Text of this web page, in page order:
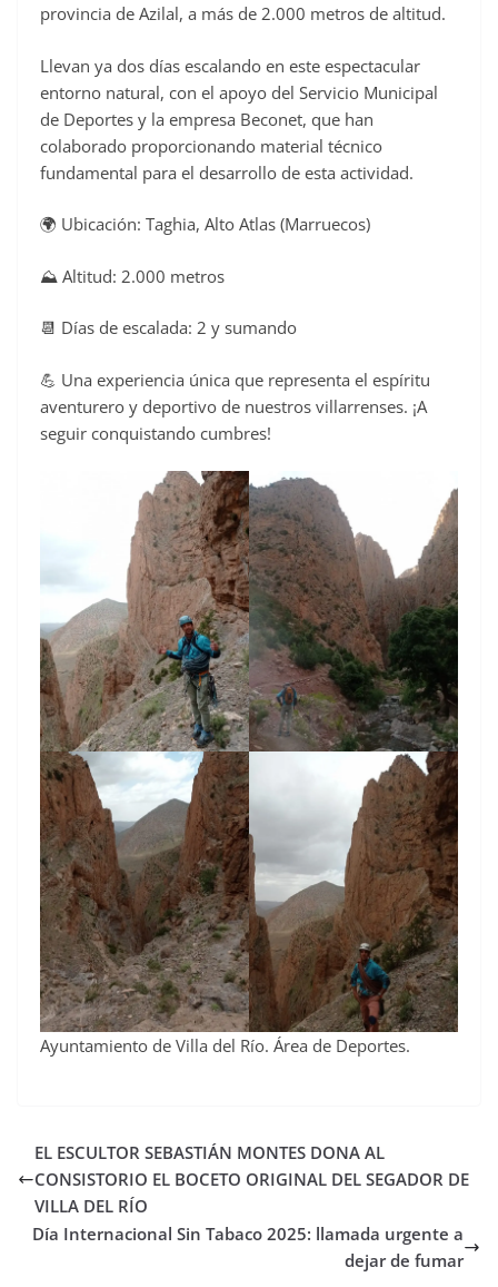
k
provincia de Azilal, a más de 2.000 metros de altitud.
Llevan ya dos días escalando en este espectacular
entorno natural, con el apoyo del Servicio Municipal
de Deportes y la empresa Beconet, que han
colaborado proporcionando material técnico
fundamental para el desarrollo de esta actividad.
🌍 Ubicación: Taghia, Alto Atlas (Marruecos)
⛰️ Altitud: 2.000 metros
📆 Días de escalada: 2 y sumando
💪 Una experiencia única que representa el espíritu
aventurero y deportivo de nuestros villarrenses. ¡A
seguir conquistando cumbres!
Ayuntamiento de Villa del Río. Área de Deportes.
EL ESCULTOR SEBASTIÁN MONTES DONA AL
CONSISTORIO EL BOCETO ORIGINAL DEL SEGADOR DE
VILLA DEL RÍO
Día Internacional Sin Tabaco 2025: llamada urgente a
dejar de fumar